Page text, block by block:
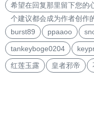
希望在回复那里留下
个建议都会成为作者创作
burst89
ppaaoo
tankeyboge0204
红莲玉露 皇者邪帝